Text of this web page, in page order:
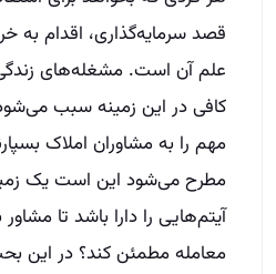
قصد سرمایه‌گذاری، اقدام به
علم آن است. مشغله‌های
کافی در این زمینه سبب
مهم را به مشاوران املاک
مطرح می‌شود این است یک
آیتم‌هایی را دارا باشد تا
معامله مطمئن کند؟ در این